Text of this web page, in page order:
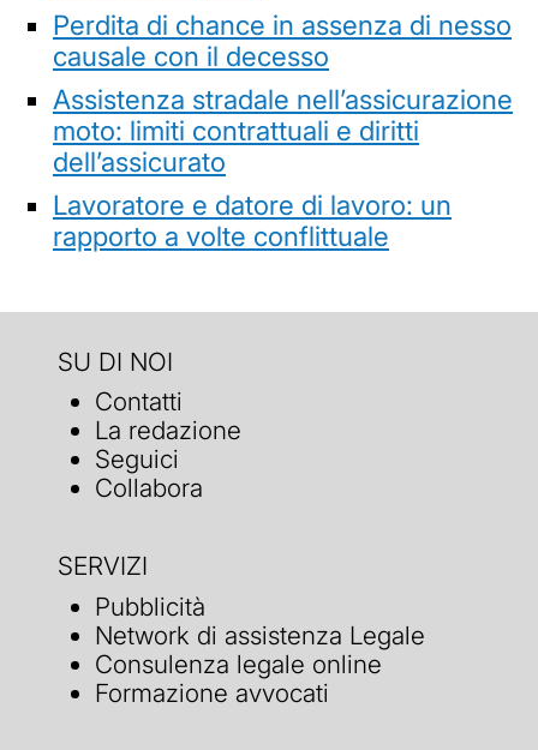
Perdita di chance in assenza di nesso
causale con il decesso
Assistenza stradale nell’assicurazione
moto: limiti contrattuali e diritti
dell’assicurato
Lavoratore e datore di lavoro: un
rapporto a volte conflittuale
SU DI NOI
Contatti
La redazione
Seguici
Collabora
SERVIZI
Pubblicità
Network di assistenza Legale
Consulenza legale online
Formazione avvocati